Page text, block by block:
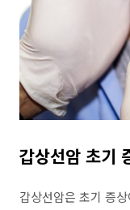
갑상선암 초기
갑상선암은 초기 증